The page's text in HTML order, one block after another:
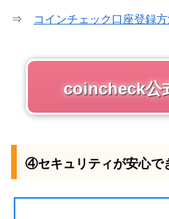
⇒ コインチェック口座登録
coincheck公
④セキュリティが安心で